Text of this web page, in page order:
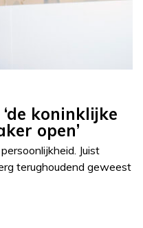
koninklijke
open’
Juist
terughoudend geweest